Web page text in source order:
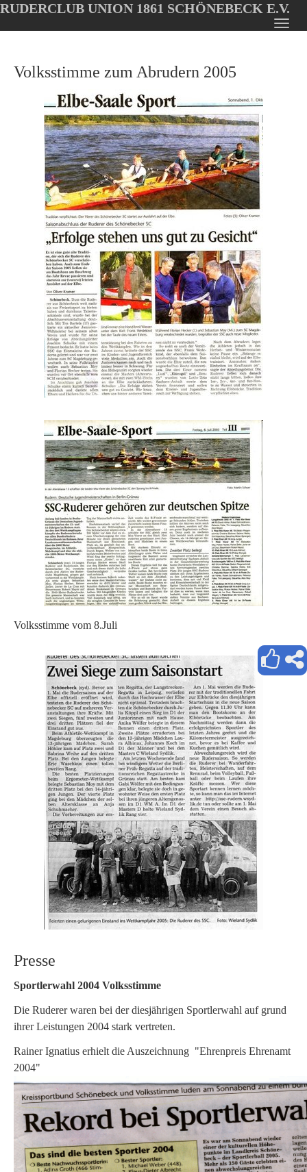
Oops, an error occurred! Code: 202608051743434e440b48
main
RUDERCLUB UNION 1861 SCHÖNEBECK E.V.
Volksstimme zum Abrudern 2005
Volksstimme vom 8.Juli
Presse
Sportlerwahl 2004 Volksstimme
Die Ruderer waren bei der diesjährigen Sportlerwahl auf grund
ihrer Leistungen 2004 stark vertreten.
Rainer Ignatius erhielt die Auszeichnung "Ehrenpreis Ehrenamt
2004"